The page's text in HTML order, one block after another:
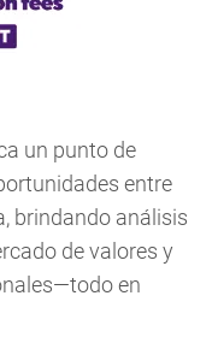
un punto de
entre
brindando análisis
de valores y
en